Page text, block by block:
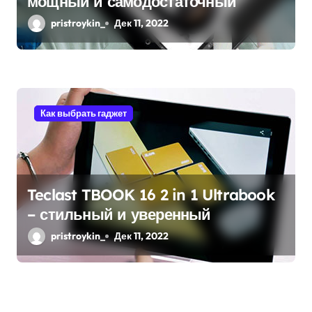
pristroykin_ Дек 11, 2022
Как выбрать гаджет
Teclast TBOOK 16 2 in 1 Ultrabook
– стильный и уверенный
pristroykin_ Дек 11, 2022